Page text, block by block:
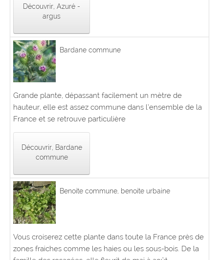
Découvrir, Azuré -
argus
Bardane commune
Grande plante, dépassant facilement un mètre de
hauteur, elle est assez commune dans l’ensemble de la
France et se retrouve particulière
Découvrir, Bardane
commune
Benoite commune, benoite urbaine
Vous croiserez cette plante dans toute la France près de
zones fraiches comme les haies ou les sous-bois. De la